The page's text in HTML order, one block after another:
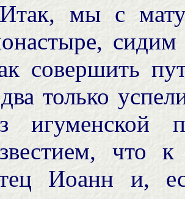
Итак, мы с
совершить
только
игуменской
что
Иоанн и,